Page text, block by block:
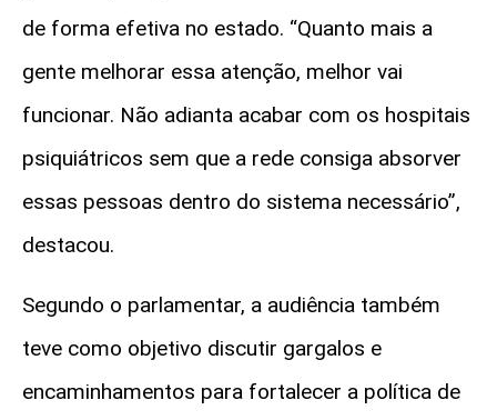
de forma efetiva no estado. “Quanto mais a
gente melhorar essa atenção, melhor vai
funcionar. Não adianta acabar com os hospitais
psiquiátricos sem que a rede consiga absorver
essas pessoas dentro do sistema necessário”,
destacou.
Segundo o parlamentar, a audiência também
teve como objetivo discutir gargalos e
encaminhamentos para fortalecer a política de